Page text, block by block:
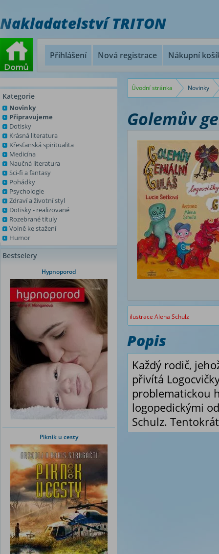
Nakladatelství TRITON
Přihlášení Nová registrace Nákupní
Kategorie
Novinky
Připravujeme
Dotisky
Krásná literatura
Křesťanská spiritualita
Medicína
Naučná literatura
Sci-fi a fantasy
Pohádky
Psychologie
Zdraví a životní styl
Dotisky - realizované
Rozebrané tituly
Volně ke stažení
Humor
Bestselery
Hypnoporod
Piknik u cesty
Úvodní stránka Novinky
Golemův
ilustrace Alena Schulz
Popis
Každý rodič,
přivítá
problematickou
logopedickými
Schulz.